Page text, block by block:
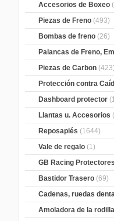
Accesorios de Boxeo
Piezas de Freno (493)
Bombas de freno (26)
Palancas de Freno,
Piezas de Carbon (423)
Protección contra
Dashboard protector
Llantas u. Accesorios
Reposapiés (1644)
Vale de regalo (1)
GB Racing Protectores
Bastidor Trasero (69)
Cadenas, ruedas
Amoladora de la